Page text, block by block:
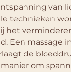
van
technieken
het
Een massage
de
manier om